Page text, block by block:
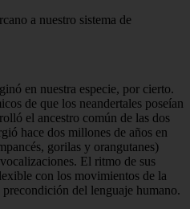
a nuestro sistema de
en nuestra especie, por cierto.
de que los neandertales poseían
el ancestro común de las dos
hace dos millones de años en
gorilas y orangutanes)
El ritmo de sus
con los movimientos de la
del lenguaje humano.